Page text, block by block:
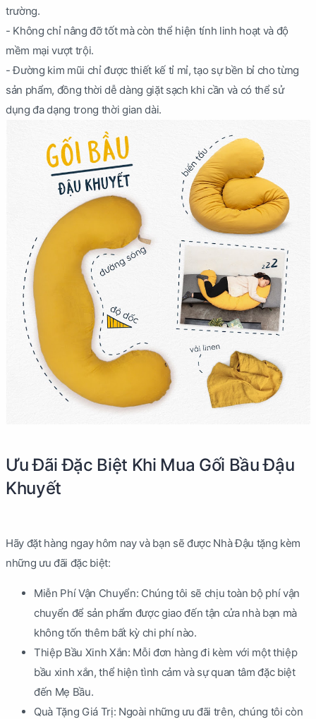
trường.
- Không chỉ nâng đỡ tốt mà còn thể hiện tính linh hoạt và độ
mềm mại vượt trội.
- Đường kim mũi chỉ được thiết kế tỉ mỉ, tạo sự bền bỉ cho từng
sản phẩm, đồng thời dễ dàng giặt sạch khi cần và có thể sử
dụng đa dạng trong thời gian dài.
Ưu Đãi Đặc Biệt Khi Mua Gối Bầu Đậu
Khuyết
Hãy đặt hàng ngay hôm nay và bạn sẽ được Nhà Đậu tặng kèm
những ưu đãi đặc biệt:
Miễn Phí Vận Chuyển: Chúng tôi sẽ chịu toàn bộ phí vận
chuyển để sản phẩm được giao đến tận cửa nhà bạn mà
không tốn thêm bất kỳ chi phí nào.
Thiệp Bầu Xinh Xắn: Mỗi đơn hàng đi kèm với một thiệp
bầu xinh xắn, thể hiện tình cảm và sự quan tâm đặc biệt
đến Mẹ Bầu.
Quà Tặng Giá Trị: Ngoài những ưu đãi trên, chúng tôi còn